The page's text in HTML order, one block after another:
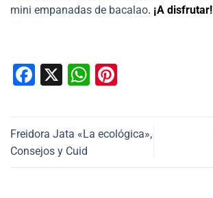
mini empanadas de bacalao. ¡A disfrutar!
Facebook
X WhatsApp
Freidora Jata «La ecológica»,
Consejos y Cuid